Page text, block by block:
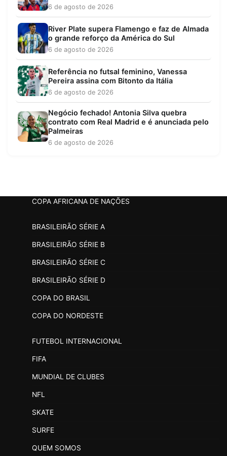
6 de agosto de 2026
River Plate supera Flamengo e faz de Almada
o grande reforço da América do Sul
6 de agosto de 2026
Referência no futsal feminino, Vanessa
Pereira assina com Bitonto da Itália
6 de agosto de 2026
Negócio fechado! Antonia Silva quebra
contrato com Real Madrid e é anunciada pelo
Palmeiras
6 de agosto de 2026
COPA AFRICANA DE NAÇÕES
BRASILEIRÃO SÉRIE A
BRASILEIRÃO SÉRIE B
BRASILEIRÃO SÉRIE C
BRASILEIRÃO SÉRIE D
COPA DO BRASIL
COPA DO NORDESTE
FUTEBOL INTERNACIONAL
FIFA
MUNDIAL DE CLUBES
NFL
SKATE
SURFE
QUEM SOMOS